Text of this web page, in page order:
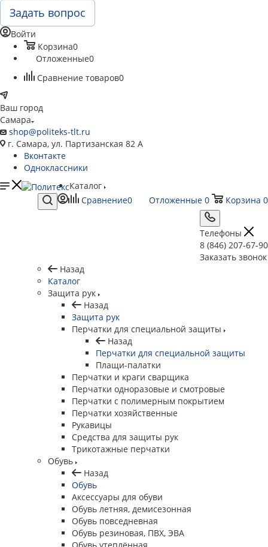
Задать вопрос
Войти
Корзина0
Отложенные0
Сравнение товаров0
Ваш город
Самара
shop@politeks-tlt.ru
г. Самара, ул. Партизанская 82 А
Вконтакте
Одноклассники
Сравнение0 Отложенные 0 Корзина 0
Телефоны
8 (846) 207-67-90
Заказать звонок
Каталог
Назад
Каталог
Защита рук
Назад
Защита рук
Перчатки для специальной защиты
Назад
Перчатки для специальной защиты
Плащи-палатки
Перчатки и краги сварщика
Перчатки одноразовые и смотровые
Перчатки с полимерным покрытием
Перчатки хозяйственные
Рукавицы
Средства для защиты рук
Трикотажные перчатки
Обувь
Назад
Обувь
Аксессуары для обуви
Обувь летняя, демисезонная
Обувь повседневная
Обувь резиновая, ПВХ, ЭВА